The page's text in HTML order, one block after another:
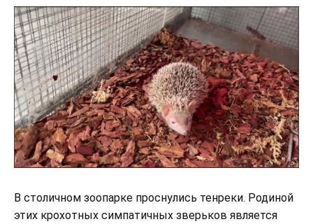
В столичном зоопарке проснулись тенреки. Родиной
этих крохотных симпатичных зверьков является